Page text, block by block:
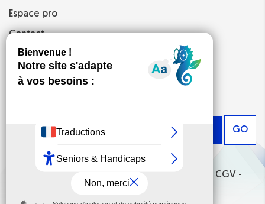
Espace pro
Contact
Mentions légales
CGV
GO
CGV -
Espace pro